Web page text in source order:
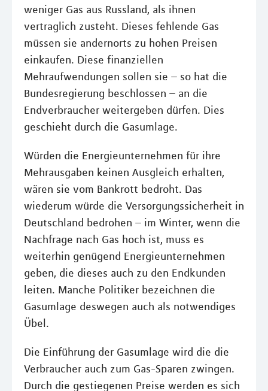
weniger Gas aus Russland, als ihnen
vertraglich zusteht. Dieses fehlende Gas
müssen sie andernorts zu hohen Preisen
einkaufen. Diese finanziellen
Mehraufwendungen sollen sie – so hat die
Bundesregierung beschlossen – an die
Endverbraucher weitergeben dürfen. Dies
geschieht durch die Gasumlage.
Würden die Energieunternehmen für ihre
Mehrausgaben keinen Ausgleich erhalten,
wären sie vom Bankrott bedroht. Das
wiederum würde die Versorgungssicherheit in
Deutschland bedrohen – im Winter, wenn die
Nachfrage nach Gas hoch ist, muss es
weiterhin genügend Energieunternehmen
geben, die dieses auch zu den Endkunden
leiten. Manche Politiker bezeichnen die
Gasumlage deswegen auch als notwendiges
Übel.
Die Einführung der Gasumlage wird die die
Verbraucher auch zum Gas-Sparen zwingen.
Durch die gestiegenen Preise werden es sich